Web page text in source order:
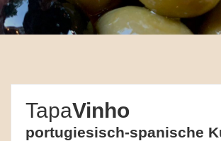
TapaVinho
portugiesisch-spanische